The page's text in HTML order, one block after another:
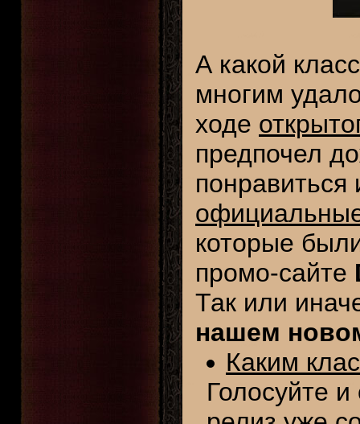
А какой
многим
ходе
предпочел
которые
промо-сайте
Так или
нашем
Каким
Голосуйте